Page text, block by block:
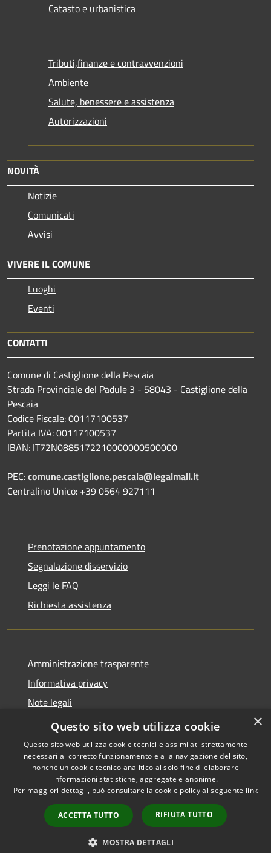
Catasto e urbanistica
Tributi,finanze e contravvenzioni
Ambiente
Salute, benessere e assistenza
Autorizzazioni
NOVITÀ
Notizie
Comunicati
Avvisi
VIVERE IL COMUNE
Luoghi
Eventi
CONTATTI
Comune di Castiglione della Pescaia
Strada Provinciale del Padule 3 - 58043 - Castiglione della
Pescaia
Codice Fiscale: 00117100537
Partita IVA: 00117100537
IBAN: IT72N0885172210000000500000
PEC:comune.castiglione.pescaia@legalmail.it
Centralino Unico: +39 0564 927111
Prenotazione appuntamento
Segnalazione disservizio
Leggi le FAQ
Richiesta assistenza
Amministrazione trasparente
Informativa privacy
Note legali
Dichiarazione di accessibilità
Accessibilità
Copyright © 2026 • Comune di
Castiglione della Pescaia •
Powered byMunicipium
Accesso redazione
×
Questo sito web utilizza cookie
Questo sito web utilizza cookie tecnici e assimilati strettamente
necessari al corretto funzionamento e alla navigazione del sito,
nonché un cookie tecnico analitico al solo fine di elaborare
informazioni statistiche, aggregate e anonime.
Per maggiori dettagli, può consultare la cookie policy al seguente link
ACCETTA TUTTO RIFIUTA TUTTO
MOSTRA DETTAGLI